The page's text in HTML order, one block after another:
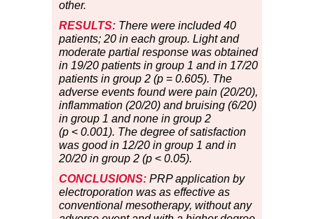
other.
RESULTS: There were included 40
patients; 20 in each group. Light and
moderate partial response was obtained
in 19/20 patients in group 1 and in 17/20
patients in group 2 (p = 0.605). The
adverse events found were pain (20/20),
inflammation (20/20) and bruising (6/20)
in group 1 and none in group 2
(p < 0.001). The degree of satisfaction
was good in 12/20 in group 1 and in
20/20 in group 2 (p < 0.05).
CONCLUSIONS: PRP application by
electroporation was as effective as
conventional mesotherapy, without any